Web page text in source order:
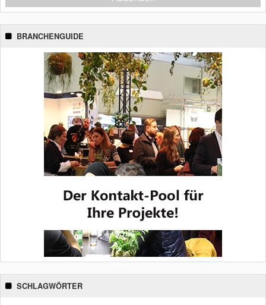
BRANCHENGUIDE
SCHLAGWÖRTER